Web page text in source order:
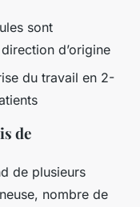
sont
d’origine
du travail en 2-
de
de plusieurs
nombre de